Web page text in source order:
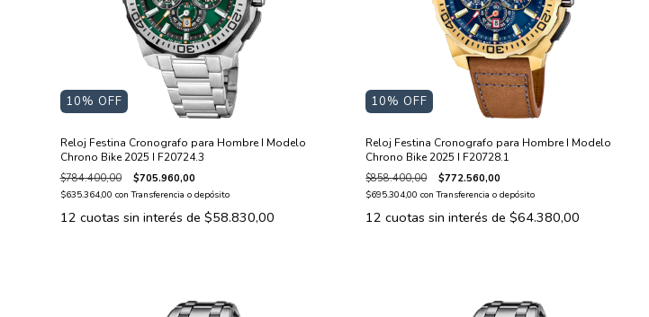
10% OFF
Reloj Festina Cronografo para Hombre I Modelo
Chrono Bike 2025 I F20724.3
$784.400,00 $705.960,00
$635.364,00 con Transferencia o depósito
12 cuotas sin interés de $58.830,00
10% OFF
Reloj Festina Cronografo para Hombre I Modelo
Chrono Bike 2025 I F20728.1
$858.400,00 $772.560,00
$695.304,00con Transferencia o depósito
12 cuotas sin interés de$64.380,00